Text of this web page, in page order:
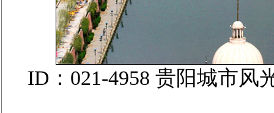
ID：021-4958 贵阳城市